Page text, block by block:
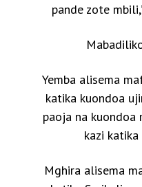
pande zote
Yemba alisema
katika kuondoa
paoja na kuondoa
kazi katika
Mghira alisema